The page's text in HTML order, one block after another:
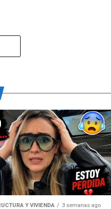
Y VIVIENDA 3 semanas ago